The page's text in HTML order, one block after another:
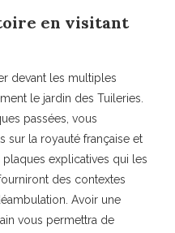
en visitant
devant les multiples
le jardin des Tuileries.
passées, vous
sur la royauté française et
plaques explicatives qui les
des contextes
Avoir une
vous permettra de